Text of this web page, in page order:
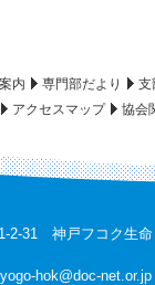
内 専門部だより
支
アクセスマップ 協会
2-31 神戸フコク生命
hok@doc-net.or.jp